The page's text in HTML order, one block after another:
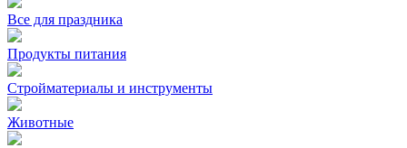
Все для праздника
Продукты питания
Стройматериалы и инструменты
Животные